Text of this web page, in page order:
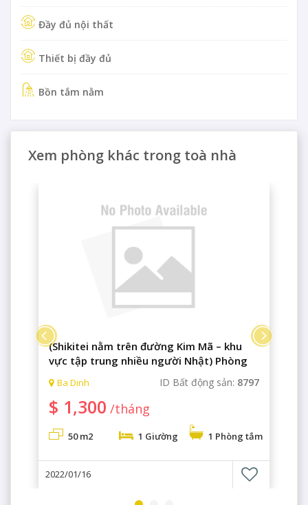
Đầy đủ nội thất
Thiết bị đầy đủ
Bồn tắm nằm
Xem phòng khác trong toà nhà
(Shikitei nằm trên đường Kim Mã – khu
vực tập trung nhiều người Nhật) Phòng
501: có một phòng ngủ cao cấp, không
gian sang trọng
Ba Dinh ID Bất động sản: 8797
$ 1,300 /tháng
50 m2 1 Giường 1 Phòng tắm
2022/01/16